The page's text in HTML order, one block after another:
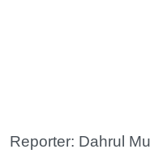
Reporter: Dahrul